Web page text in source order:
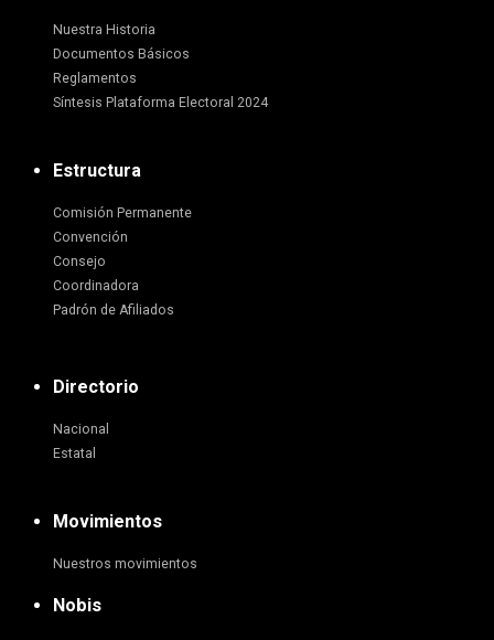
Nuestra Historia
Documentos Básicos
Reglamentos
Síntesis Plataforma Electoral 2024
Estructura
Comisión Permanente
Convención
Consejo
Coordinadora
Padrón de Afiliados
Directorio
Nacional
Estatal
Movimientos
Nuestros movimientos
Nobis